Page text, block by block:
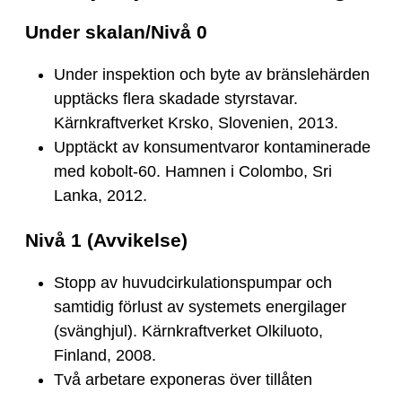
Under skalan/Nivå 0
Under inspektion och byte av bränslehärden
upptäcks flera skadade styrstavar.
Kärnkraftverket Krsko, Slovenien, 2013.
Upptäckt av konsumentvaror kontaminerade
med kobolt-60. Hamnen i Colombo, Sri
Lanka, 2012.
Nivå 1 (Avvikelse)
Stopp av huvudcirkulationspumpar och
samtidig förlust av systemets energilager
(svänghjul). Kärnkraftverket Olkiluoto,
Finland, 2008.
Två arbetare exponeras över tillåten